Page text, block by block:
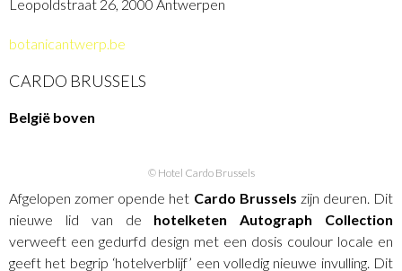
Leopoldstraat 26, 2000 Antwerpen
botanicantwerp.be
CARDO BRUSSELS
België boven
© Hotel Cardo Brussels
Afgelopen zomer opende het Cardo Brussels zijn deuren. Dit
nieuwe lid van de hotelketen Autograph Collection
verweeft een gedurfd design met een dosis coulour locale en
geeft het begrip ‘hotelverblijf’ een volledig nieuwe invulling. Dit